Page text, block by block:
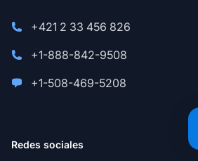
+421 2 33 456 826
+1-888-842-9508
+1-508-469-5208
Redes sociales